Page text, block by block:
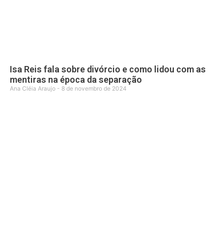
Isa Reis fala sobre divórcio e como lidou com as
mentiras na época da separação
Ana Cléia Araujo 8 de novembro de 2024